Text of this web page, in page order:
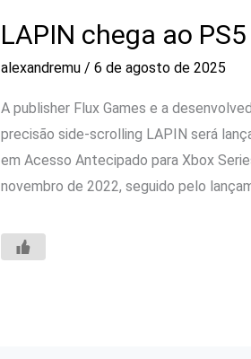
LAPIN chega ao
alexandremu / 6 de agosto de 2025
A publisher Flux Games e a
precisão side-scrolling LAPIN será
em Acesso Antecipado para Xbox
novembro de 2022, seguido pelo